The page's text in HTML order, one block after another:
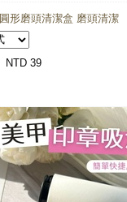
圓形磨頭清潔盒 磨頭清潔
NTD 39